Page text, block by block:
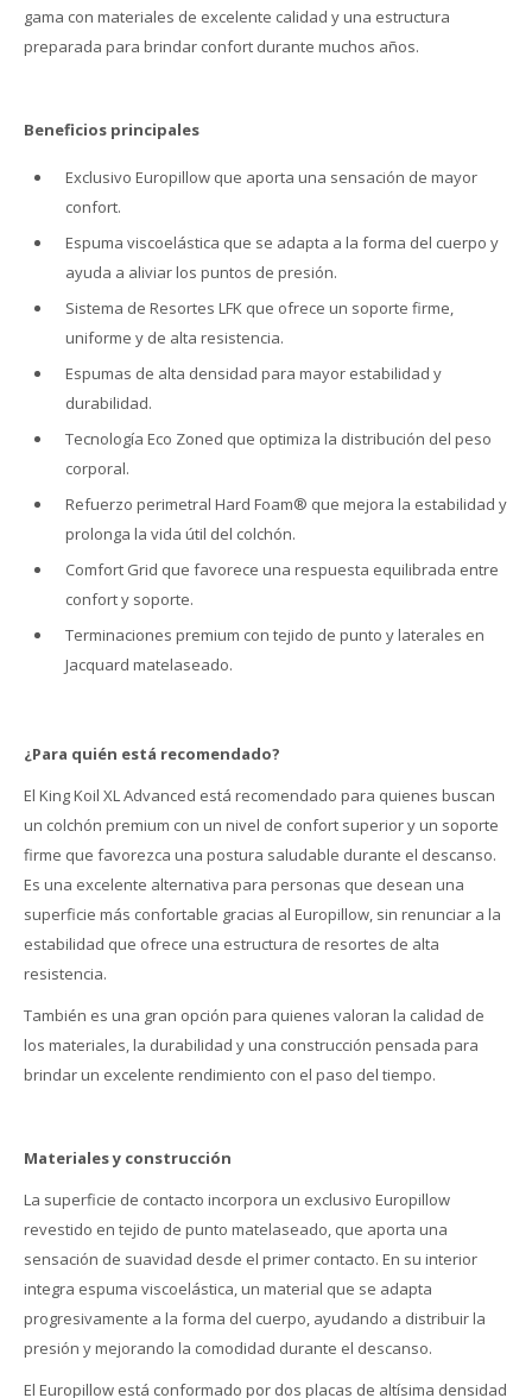
gama con materiales de excelente calidad y una estructura
preparada para brindar confort durante muchos años.
Beneficios principales
Exclusivo Europillow que aporta una sensación de mayor
confort.
Espuma viscoelástica que se adapta a la forma del cuerpo y
ayuda a aliviar los puntos de presión.
Sistema de Resortes LFK que ofrece un soporte firme,
uniforme y de alta resistencia.
Espumas de alta densidad para mayor estabilidad y
durabilidad.
Tecnología Eco Zoned que optimiza la distribución del peso
corporal.
Refuerzo perimetral Hard Foam® que mejora la estabilidad y
prolonga la vida útil del colchón.
Comfort Grid que favorece una respuesta equilibrada entre
confort y soporte.
Terminaciones premium con tejido de punto y laterales en
Jacquard matelaseado.
¿Para quién está recomendado?
El King Koil XL Advanced está recomendado para quienes buscan
un colchón premium con un nivel de confort superior y un soporte
firme que favorezca una postura saludable durante el descanso.
Es una excelente alternativa para personas que desean una
superficie más confortable gracias al Europillow, sin renunciar a la
estabilidad que ofrece una estructura de resortes de alta
resistencia.
También es una gran opción para quienes valoran la calidad de
los materiales, la durabilidad y una construcción pensada para
brindar un excelente rendimiento con el paso del tiempo.
Materiales y construcción
La superficie de contacto incorpora un exclusivo Europillow
revestido en tejido de punto matelaseado, que aporta una
sensación de suavidad desde el primer contacto. En su interior
integra espuma viscoelástica, un material que se adapta
progresivamente a la forma del cuerpo, ayudando a distribuir la
presión y mejorando la comodidad durante el descanso.
El Europillow está conformado por dos placas de altísima densidad